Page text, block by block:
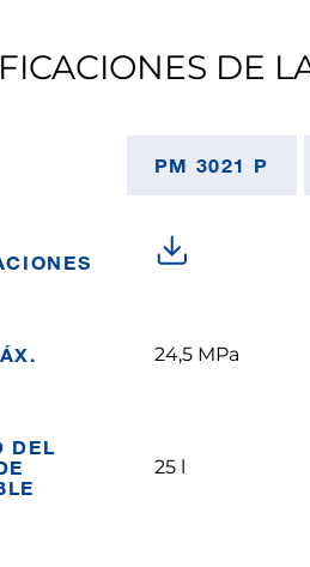
DE
PM 3021 P
24,5 MPa
DEL
25 l